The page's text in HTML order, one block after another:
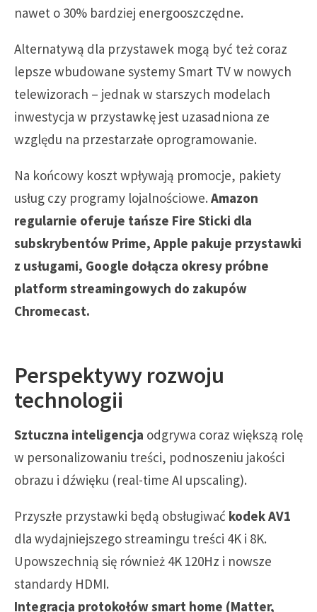
nawet o 30% bardziej energooszczędne.
Alternatywą dla przystawek mogą być też coraz
lepsze wbudowane systemy Smart TV w nowych
telewizorach – jednak w starszych modelach
inwestycja w przystawkę jest uzasadniona ze
względu na przestarzałe oprogramowanie.
Na końcowy koszt wpływają promocje, pakiety
usług czy programy lojalnościowe. Amazon
regularnie oferuje tańsze Fire Sticki dla
subskrybentów Prime, Apple pakuje przystawki
z usługami, Google dołącza okresy próbne
platform streamingowych do zakupów
Chromecast.
Perspektywy rozwoju
technologii
Sztuczna inteligencja odgrywa coraz większą rolę
w personalizowaniu treści, podnoszeniu jakości
obrazu i dźwięku (real-time AI upscaling).
Przyszłe przystawki będą obsługiwać kodek AV1
dla wydajniejszego streamingu treści 4K i 8K.
Upowszechnią się również 4K 120Hz i nowsze
standardy HDMI.
Integracja protokołów smart home (Matter,